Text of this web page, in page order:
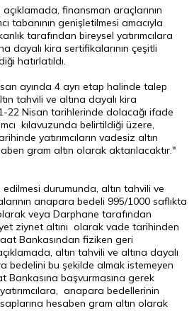
açıklamada, finansman araçlarının
tabanının genişletilmesi amacıyla
tarafından bireysel yatırımcılara
dayalı kira sertifikalarının çeşitli
hatırlatıldı.
ayında 4 ayrı etap halinde talep
tahvili ve altına dayalı kira
22 Nisan tarihlerinde dolacağı ifade
kılavuzunda belirtildiği üzere,
yatırımcıların vadesiz altın
gram altın olarak aktarılacaktır."
edilmesi durumunda, altın tahvili ve
anapara bedeli 995/1000 saflıkta
veya Darphane tarafından
ziynet altını olarak vade tarihinden
Bankasından fiziken geri
altın tahvili ve altına dayalı
bedelini bu şekilde almak istemeyen
Bankasına başvurmasına gerek
anapara bedellerinin
hesaben gram altın olarak